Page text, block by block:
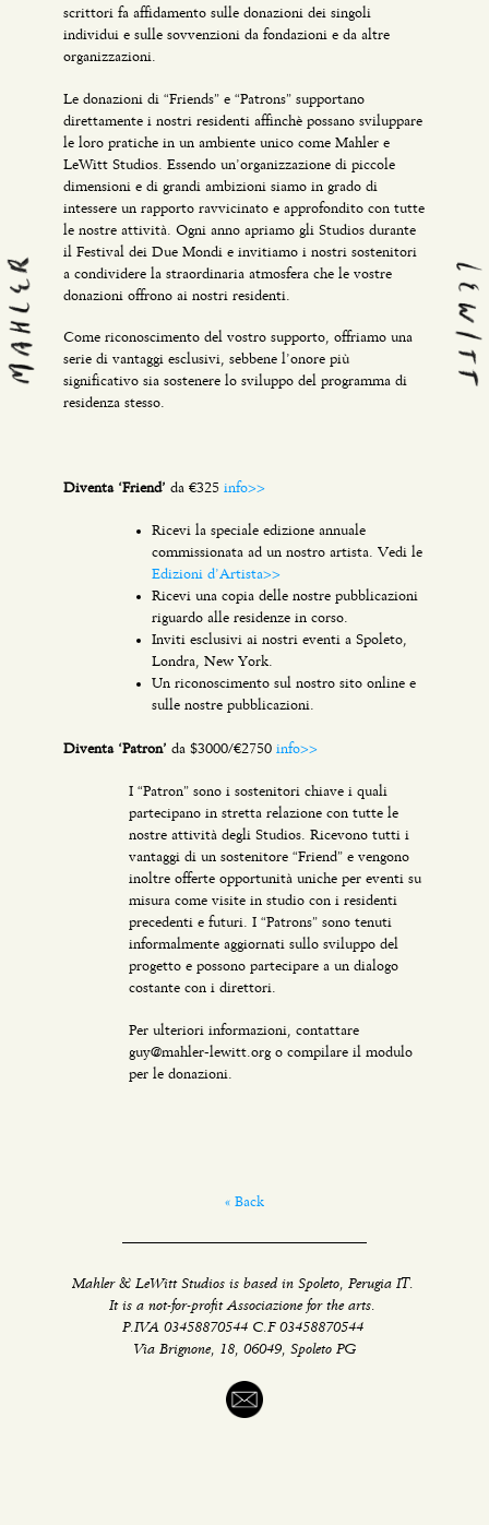
scrittori fa affidamento sulle donazioni dei singoli
individui e sulle sovvenzioni da fondazioni e da altre
organizzazioni.
Le donazioni di “Friends” e “Patrons” supportano
direttamente i nostri residenti affinchè possano sviluppare
le loro pratiche in un ambiente unico come Mahler e
LeWitt Studios. Essendo un’organizzazione di piccole
dimensioni e di grandi ambizioni siamo in grado di
intessere un rapporto ravvicinato e approfondito con tutte
le nostre attività. Ogni anno apriamo gli Studios durante
il Festival dei Due Mondi e invitiamo i nostri sostenitori
a condividere la straordinaria atmosfera che le vostre
donazioni offrono ai nostri residenti.
Come riconoscimento del vostro supporto, offriamo una
serie di vantaggi esclusivi, sebbene l’onore più
significativo sia sostenere lo sviluppo del programma di
residenza stesso.
Diventa ‘Friend’da €325info>>
Ricevi la speciale edizione annuale
commissionata ad un nostro artista. Vedi le
Edizioni d’Artista>>
Ricevi una copia delle nostre pubblicazioni
riguardo alle residenze in corso.
Inviti esclusivi ai nostri eventi a Spoleto,
Londra, New York.
Un riconoscimento sul nostro sito online e
sulle nostre pubblicazioni.
Diventa ‘Patron’da $3000/€2750info>>
I “Patron” sono i sostenitori chiave i quali
partecipano in stretta relazione con tutte le
nostre attività degli Studios. Ricevono tutti i
vantaggi di un sostenitore “Friend” e vengono
inoltre offerte opportunità uniche per eventi su
misura come visite in studio con i residenti
precedenti e futuri. I “Patrons” sono tenuti
informalmente aggiornati sullo sviluppo del
progetto e possono partecipare a un dialogo
costante con i direttori.
Per ulteriori informazioni, contattare
guy@mahler-lewitt.org o compilare il modulo
per le donazioni.
« Back
Mahler & LeWitt Studios is based in Spoleto, Perugia IT.
It is a not-for-profit Associazione for the arts.
P.IVA 03458870544 C.F 03458870544
Via Brignone, 18, 06049, Spoleto PG